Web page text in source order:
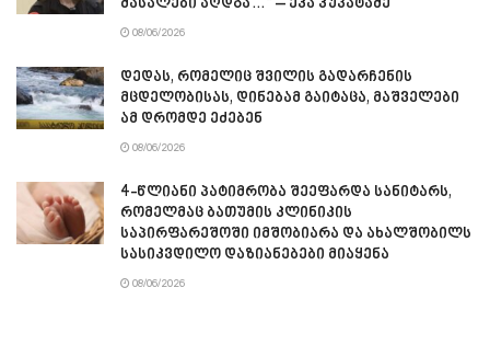
მასალები აღდგა…“ – ეკა კუპატაძე
08/06/2026
დედას, რომელიც შვილის გადარჩენის
მცდელობისას, დინებამ გაიტაცა, მაშველები
ამ დრომდე ეძებენ
08/06/2026
4-წლიანი პატიმრობა შეეფარდა სანიტარს,
რომელმაც ბათუმის კლინიკის
საპირფარეშოში იმშობიარა და ახალშობილს
სასიკვდილო დაზიანებები მიაყენა
08/06/2026